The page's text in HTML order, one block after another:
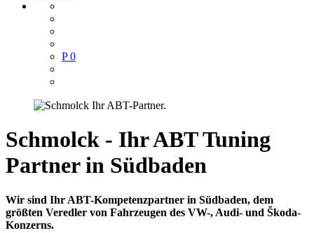
P 0
Schmolck - Ihr ABT Tuning
Partner in Südbaden
Wir sind Ihr ABT-Kompetenzpartner in Südbaden, dem
größten Veredler von Fahrzeugen des VW-, Audi- und Škoda-
Konzerns.